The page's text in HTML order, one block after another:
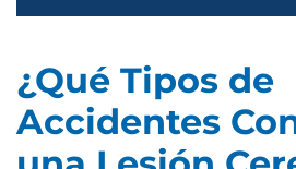
¿Qué Tipos de
Accidentes